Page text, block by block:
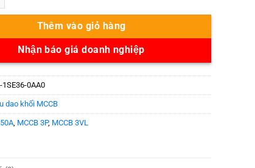
Thêm vào giỏ hàng
Nhận báo giá doanh nghiệp
0AA0
dao khối MCCB
MCCB 3P, MCCB 3VL